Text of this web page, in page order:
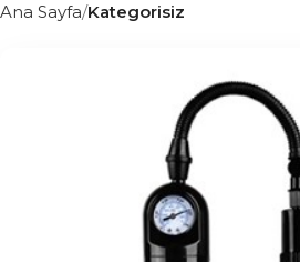
Ana Sayfa Kategorisiz